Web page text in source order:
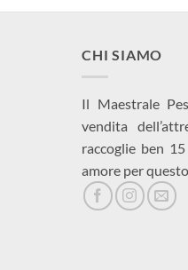
CHI SIAMO
Il Maestrale
vendita
raccoglie ben
amore per